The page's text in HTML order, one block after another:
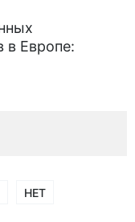
Европе:
НЕТ